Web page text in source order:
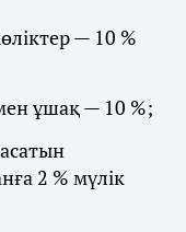
— 10 %
ұшақ — 10 %;
2 % мүлік